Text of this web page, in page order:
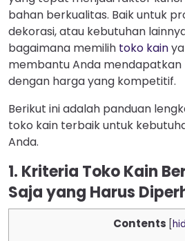
bahan berkualitas. Baik untuk
dekorasi, atau kebutuhan
bagaimana memilih toko kain
membantu Anda
dengan harga yang kompetitif.
Berikut ini adalah panduan
toko kain terbaik untuk
Anda.
1. Kriteria Toko Kain
Saja yang Harus
Contents [